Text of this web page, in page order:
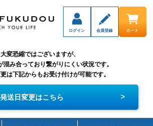
ログイン 会員登録 カート
大変恐縮ではございますが、
混み合っており繋がりにくい状況です。
は下記からもお受け付けが可能です。
発送日変更はこちら >